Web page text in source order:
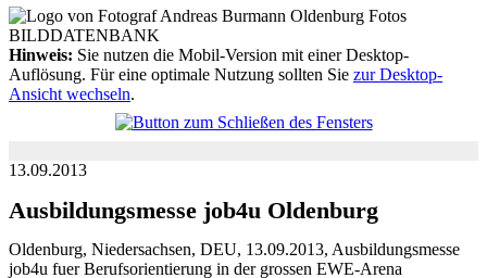
Hinweis: Sie nutzen die Mobil-Version mit einer Desktop-
Auflösung. Für eine optimale Nutzung sollten Sie zur Desktop-
Ansicht wechseln.
13.09.2013
Ausbildungsmesse job4u Oldenburg
Oldenburg, Niedersachsen, DEU, 13.09.2013, Ausbildungsmesse
job4u fuer Berufsorientierung in der grossen EWE-Arena